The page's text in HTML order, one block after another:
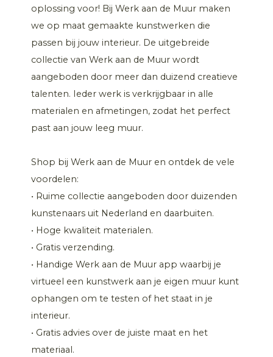
oplossing voor! Bij Werk aan de Muur maken
we op maat gemaakte kunstwerken die
passen bij jouw interieur. De uitgebreide
collectie van Werk aan de Muur wordt
aangeboden door meer dan duizend creatieve
talenten. Ieder werk is verkrijgbaar in alle
materialen en afmetingen, zodat het perfect
past aan jouw leeg muur.
Shop bij Werk aan de Muur en ontdek de vele
voordelen:
• Ruime collectie aangeboden door duizenden
kunstenaars uit Nederland en daarbuiten.
• Hoge kwaliteit materialen.
• Gratis verzending.
• Handige Werk aan de Muur app waarbij je
virtueel een kunstwerk aan je eigen muur kunt
ophangen om te testen of het staat in je
interieur.
• Gratis advies over de juiste maat en het
materiaal.